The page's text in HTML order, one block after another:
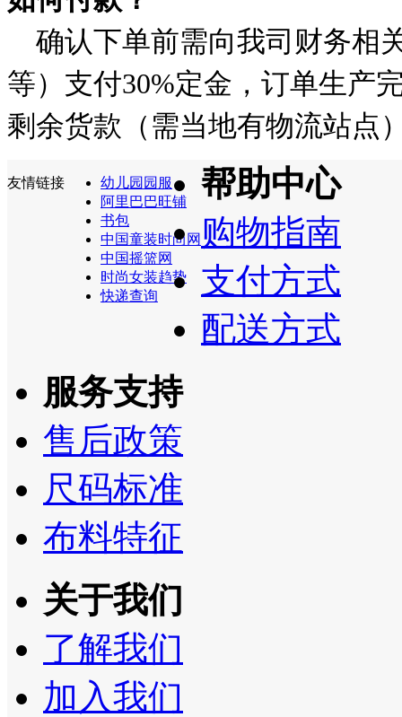
确认下单前需向我司财务相
等）支付30%定金，订单生产
剩余货款（需当地有物流站点
友情链接
幼儿园园服
阿里巴巴旺铺
书包
中国童装时尚网
中国摇篮网
时尚女装趋势
快递查询
帮助中心
购物指南
支付方式
配送方式
服务支持
售后政策
尺码标准
布料特征
关于我们
了解我们
加入我们